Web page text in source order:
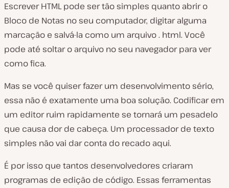
Escrever HTML pode ser tão simples quanto abrir o
Bloco de Notas no seu computador, digitar alguma
marcação e salvá-la como um arquivo . html. Você
pode até soltar o arquivo no seu navegador para ver
como fica.
Mas se você quiser fazer um desenvolvimento sério,
essa não é exatamente uma boa solução. Codificar em
um editor ruim rapidamente se tornará um pesadelo
que causa dor de cabeça. Um processador de texto
simples não vai dar conta do recado aqui.
É por isso que tantos desenvolvedores criaram
programas de edição de código. Essas ferramentas